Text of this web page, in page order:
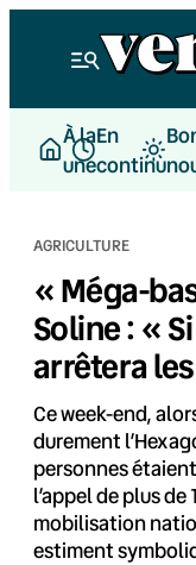
À la
une
En
continu
AGRICULTURE
« Méga-
Soline : «
arrêtera
Ce week-end,
durement
personnes
l’appel de plus
mobilisation
estiment